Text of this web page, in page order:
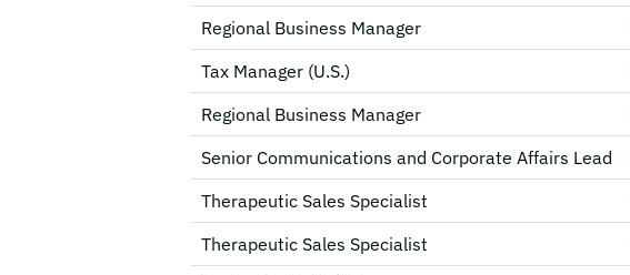
Regional Business Manager
Tax Manager (U.S.)
Regional Business Manager
Senior Communications and Corporate Affairs Lead
Therapeutic Sales Specialist
Therapeutic Sales Specialist